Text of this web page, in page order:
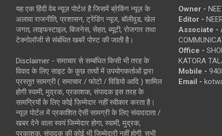
यह एक हिंदी वेब न्यूज़ पोर्टल है जिसमें ब्रेकिंग न्यूज़ के
अलावा राजनीति, प्रशासन, ट्रेंडिंग न्यूज, बॉलीवुड, खेल
जगत, लाइफस्टाइल, बिजनेस, सेहत, ब्यूटी, रोजगार तथा
टेक्नोलॉजी से संबंधित खबरें पोस्ट की जाती है।
Disclaimer - समाचार से सम्बंधित किसी भी तरह के
विवाद के लिए साइट के कुछ तत्वों में उपयोगकर्ताओं द्वारा
प्रस्तुत सामग्री ( समाचार / फोटो / विडियो आदि ) शामिल
होगी स्वामी, मुद्रक, प्रकाशक, संपादक इस तरह के
सामग्रियों के लिए कोई ज़िम्मेदार नहीं स्वीकार करता है।
न्यूज़ पोर्टल में प्रकाशित ऐसी सामग्री के लिए संवाददाता /
खबर देने वाला स्वयं जिम्मेदार होगा, स्वामी, मुद्रक,
प्रकाशक, संपादक की कोई भी जिम्मेदारी नहीं होगी. सभी
Owner -
Editor -
Associate -
Office -
KATORA
Mobile -
Email -